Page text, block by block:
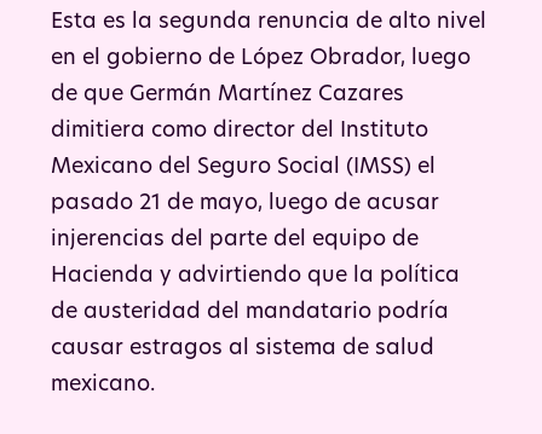
Esta es la segunda renuncia de alto nivel
en el gobierno de López Obrador, luego
de que Germán Martínez Cazares
dimitiera como director del Instituto
Mexicano del Seguro Social (IMSS) el
pasado 21 de mayo, luego de acusar
injerencias del parte del equipo de
Hacienda y advirtiendo que la política
de austeridad del mandatario podría
causar estragos al sistema de salud
mexicano.